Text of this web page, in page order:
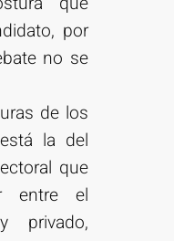
por
no se
de los
la del
que
entre el
privado,